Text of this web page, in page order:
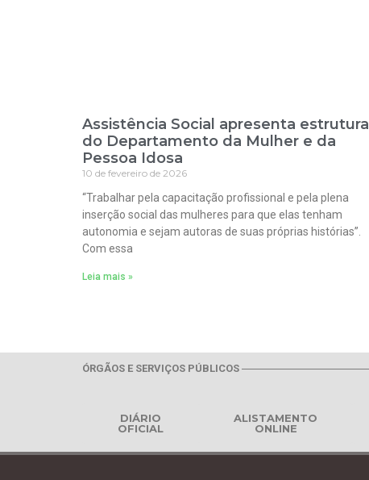
Assistência Social apresenta estrutura
do Departamento da Mulher e da
Pessoa Idosa
10 de fevereiro de 2026
“Trabalhar pela capacitação profissional e pela plena
inserção social das mulheres para que elas tenham
autonomia e sejam autoras de suas próprias histórias”.
Com essa
Leia mais »
ÓRGÃOS E SERVIÇOS PÚBLICOS
DIÁRIO
OFICIAL
ALISTAMENTO
ONLINE